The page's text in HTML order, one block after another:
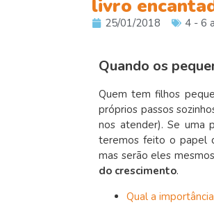
livro
25/01/2018 4 - 6
Quando os
Quem tem filhos
próprios passos
nos atender). Se uma
teremos feito o papel
mas serão eles
do crescimento.
Qual a